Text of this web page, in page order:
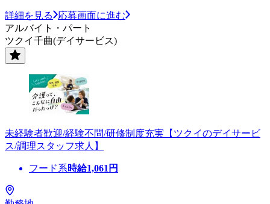
詳細を見る
応募画面に進む
アルバイト・パート
ツクイ千曲(デイサービス)
未経験者歓迎/経験不問/研修制度充実【ツクイのデイサービ
ス/調理スタッフ求人】
フード系時給1,061 円